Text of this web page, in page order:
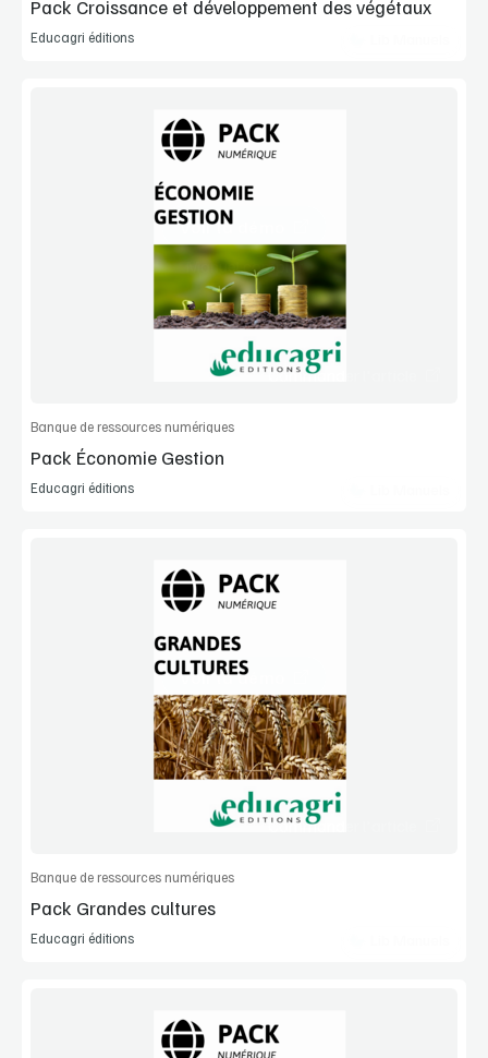
Pack Croissance et développement des végétaux
Educagri éditions
Voir la démo
Manuel complet
Commander l'article
Banque de ressources numériques
Pack Économie Gestion
Educagri éditions
Voir la démo
Manuel complet
Commander l'article
Banque de ressources numériques
Pack Grandes cultures
Educagri éditions